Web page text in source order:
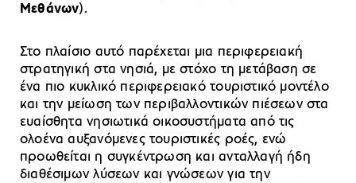
Μεθάνων).
Στο πλαίσιο αυτό παρέχεται μια περιφερειακή
στρατηγική στα νησιά, με στόχο τη μετάβαση σε
ένα πιο κυκλικό περιφερειακό τουριστικό μοντέλο
και την μείωση των περιβαλλοντικών πιέσεων στα
ευαίσθητα νησιωτικά οικοσυστήματα από τις
ολοένα αυξανόμενες τουριστικές ροές, ενώ
προωθείται η συγκέντρωση και ανταλλαγή ήδη
διαθέσιμων λύσεων και γνώσεων για την